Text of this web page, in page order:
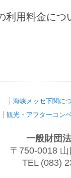
利用料金につ
海峡メッセ下関に
観光・アフターコン
一般財団
〒750-0018
TEL (083)